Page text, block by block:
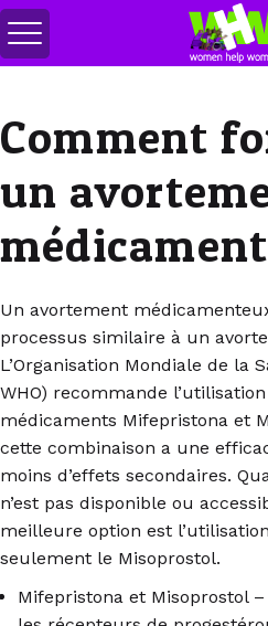
Basculer
le
Comment
un
Un avortement
processus similaire à un
L’Organisation Mondiale de la
WHO) recommande
médicaments Mifepristona et
cette combinaison a une
moins d’effets secondaires.
n’est pas disponible ou
meilleure option est
seulement le Misoprostol.
Mifepristona et Misoprostol